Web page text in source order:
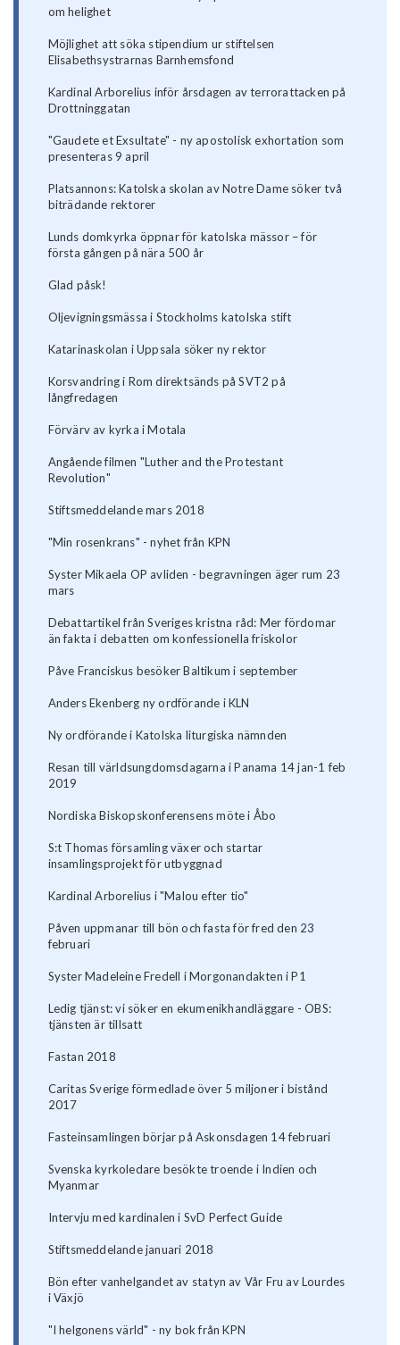
om helighet
Möjlighet att söka stipendium ur stiftelsen
Elisabethsystrarnas Barnhemsfond
Kardinal Arborelius inför årsdagen av terrorattacken på
Drottninggatan
"Gaudete et Exsultate" - ny apostolisk exhortation som
presenteras 9 april
Platsannons: Katolska skolan av Notre Dame söker två
biträdande rektorer
Lunds domkyrka öppnar för katolska mässor – för
första gången på nära 500 år
Glad påsk!
Oljevigningsmässa i Stockholms katolska stift
Katarinaskolan i Uppsala söker ny rektor
Korsvandring i Rom direktsänds på SVT2 på
långfredagen
Förvärv av kyrka i Motala
Angående filmen "Luther and the Protestant
Revolution"
Stiftsmeddelande mars 2018
"Min rosenkrans" - nyhet från KPN
Syster Mikaela OP avliden - begravningen äger rum 23
mars
Debattartikel från Sveriges kristna råd: Mer fördomar
än fakta i debatten om konfessionella friskolor
Påve Franciskus besöker Baltikum i september
Anders Ekenberg ny ordförande i KLN
Ny ordförande i Katolska liturgiska nämnden
Resan till världsungdomsdagarna i Panama 14 jan-1 feb
2019
Nordiska Biskopskonferensens möte i Åbo
S:t Thomas församling växer och startar
insamlingsprojekt för utbyggnad
Kardinal Arborelius i "Malou efter tio"
Påven uppmanar till bön och fasta för fred den 23
februari
Syster Madeleine Fredell i Morgonandakten i P1
Ledig tjänst: vi söker en ekumenikhandläggare - OBS:
tjänsten är tillsatt
Fastan 2018
Caritas Sverige förmedlade över 5 miljoner i bistånd
2017
Fasteinsamlingen börjar på Askonsdagen 14 februari
Svenska kyrkoledare besökte troende i Indien och
Myanmar
Intervju med kardinalen i SvD Perfect Guide
Stiftsmeddelande januari 2018
Bön efter vanhelgandet av statyn av Vår Fru av Lourdes
i Växjö
"I helgonens värld" - ny bok från KPN